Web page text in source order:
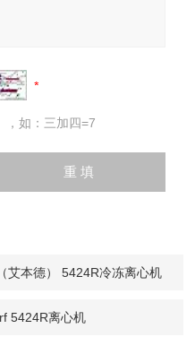
，如：三加四=7
艾本德） 5424R冷冻离心机
5424R离心机